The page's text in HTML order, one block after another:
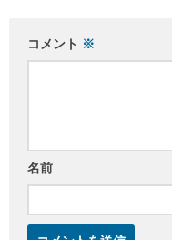
コメント ※
名前